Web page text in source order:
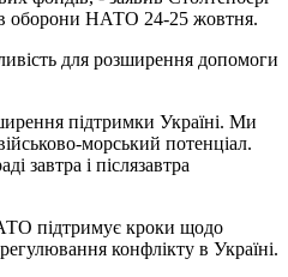
оборони НАТО 24-25 жовтня.
для розширення допомоги
підтримки Україні. Ми
морський потенціал.
завтра і післязавтра
підтримує кроки щодо
конфлікту в Україні.